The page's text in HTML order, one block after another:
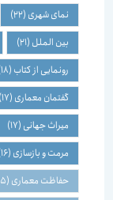
نمای شهری(22)
بین الملل(21)
رونمایی از کتاب(18)
گفتمان معماری(17)
میراث جهانی(17)
مرمت و بازسازی(16)
حفاظت معماری(15)